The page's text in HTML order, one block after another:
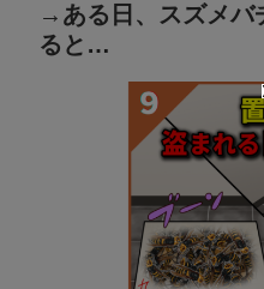
→ある日、スズメバ
ると…